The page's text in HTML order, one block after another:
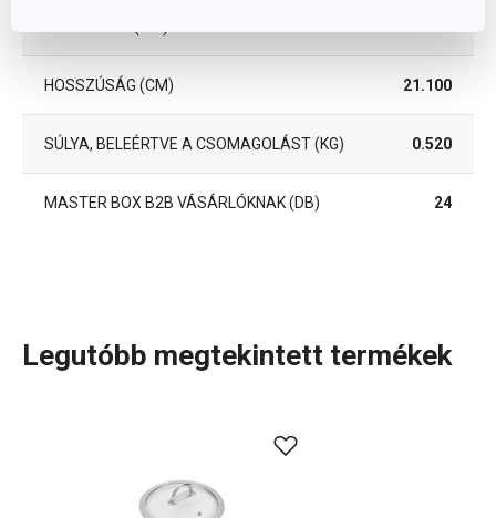
HOSSZÚSÁG (CM) 21.100
SÚLYA, BELEÉRTVE A CSOMAGOLÁST (KG) 0.520
MASTER BOX B2B VÁSÁRLÓKNAK (DB) 24
Legutóbb megtekintett termékek